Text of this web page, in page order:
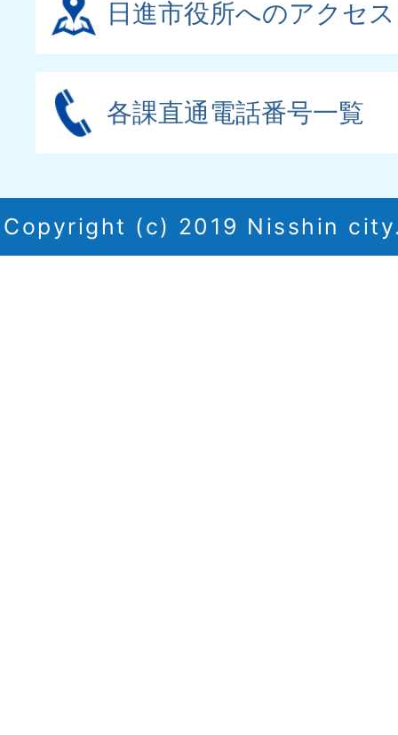
日進市役所へのアクセス
各課直通電話番号一覧
Copyright (c) 2019 Nisshin